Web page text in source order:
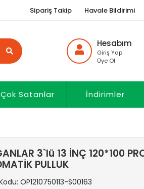
Sipariş Takip Havale Bildirimi
Hesabım
Giriş Yap
Üye Ol
Çok Satanlar İndirimler
3`lü 13 İNÇ 120*100
PULLUK
OP1210750113-S00163